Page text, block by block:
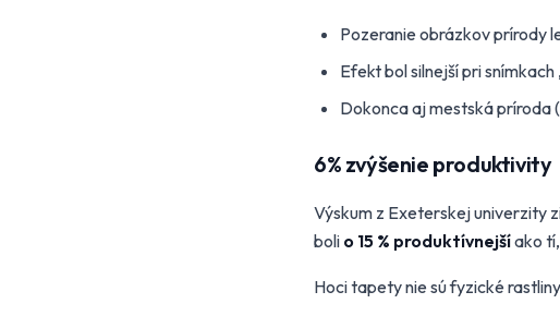
Pozeranie obrázkov prírody
Efekt bol silnejší pri
Dokonca aj mestská príroda
6% zvýšenie produktivity
Výskum z Exeterskej univerzity
boli o 15 % produktívnejšíako
Hoci tapety nie sú fyzické